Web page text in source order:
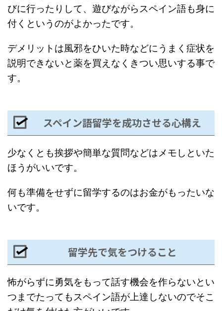
びに行ったりして、遊びながらスペイン語も身に
付くというのがよかったです。
デメリットは風邪をひいた時などにうまく症状を
説明できないと薬を買えなくきつい思いする事で
す。
スペイン語留学を成功させる心構え
少なくとも挨拶や簡単な質問などはメモしといた
ほうがいいです。
何も準備をせずに留学するのはお金がもったいな
いです。
留学先で気をつけること
怖がらずに勇気をもって話す機会を作らないとい
つまでたってもスペイン語が上達しないのでそこ